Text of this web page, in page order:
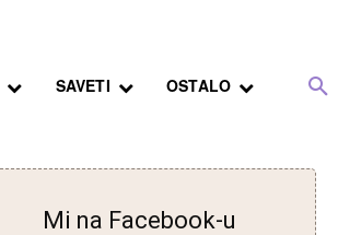
SAVETI OSTALO
Mi na Facebook-u